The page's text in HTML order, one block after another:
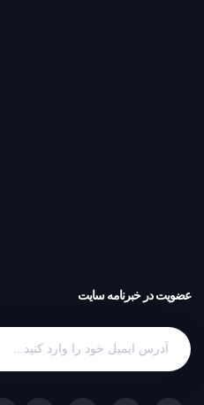
عضویت در خبرنامه سایت